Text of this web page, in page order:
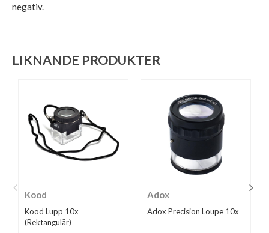
negativ.
LIKNANDE PRODUKTER
Kood
Kood Lupp 10x
(Rektangulär)
Adox
Adox Precision Loupe 10x